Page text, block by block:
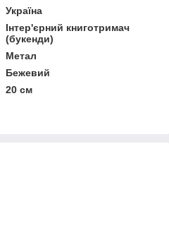
Україна
Інтер'єрний книготримач
(букенди)
Метал
Бежевий
20 см